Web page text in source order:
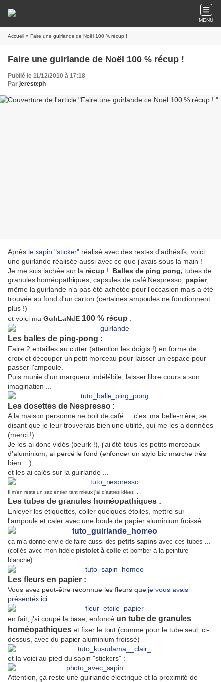
MENU
Accueil » Faire une guirlande de Noël 100 % récup !
Faire une guirlande de Noël 100 % récup !
Publié le 11/12/2010 à 17:18
Par jeresteph
Après le sapin "sticker" réalisé avec des restes d'adhésifs, voici
une guirlande réalisée aussi avec ce que j'avais sous la main !
Je me suis lachée sur la récup ! Balles de ping pong, tubes de
granules homéopathiques, capsules de café Nespresso, papier,
même la guirlande n'a pas été achetée pour l'occasion mais a été
trouvée au fond d'un carton (certaines ampoules ne fonctionnent
plus !)
et voici ma GuIrLaNdE 100 % récup :
Les balles de ping-pong :
Faire 2 entailles au cutter (attention les doigts !) en forme de
croix et découper un petit morceau pour laisser un espace pour
passer l'ampoule.
Puis munie d'un marqueur indélébile, laisser libre cours à son
imagination ...
Les dosettes de Nespresso :
A la maison personne ne boit de café ... c'est ma belle-mère, se
disant que je leur trouverais bien une utilité, qui me les a données
(merci !)
Je les ai donc vidés (beurk !), j'ai ôté tous les petits morceaux
d'aluminium, ai percé le fond (enfoncer un stylo bic marche très
bien ...)
et les ai calés sur la guirlande ...
Il m'en reste un sac entier, tant mieux j'ai d'autres idées ...
Les tubes de granules homéopathiques :
Enlever les étiquettes, coller quelques étoiles, mettre sur
l'ampoule et caler avec une boule de papier aluminium froissé
ça m'a donné envie de faire aussi des petits sapins avec ces tubes ...
(collés avec mon fidèle pistolet à colle et bomber à la peinture
blanche)
Les fleurs en papier :
Vous avez peut-être reconnue les fleurs que je vous avais
présentés ici
en fait, j'ai coupé la base, enfoncé un tube de granules
homéopathiques et fixer le tout (comme pour le tube seul, ci-
dessus, avec du papier aluminium froissé)
et la voici au pied du sapin "stickers" :
Attention, ça reste une guirlande électrique et la proximité de